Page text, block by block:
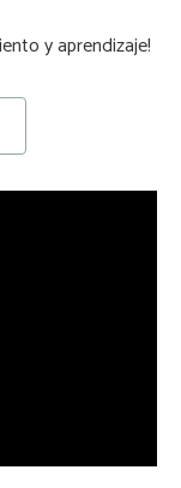
y aprendizaje!